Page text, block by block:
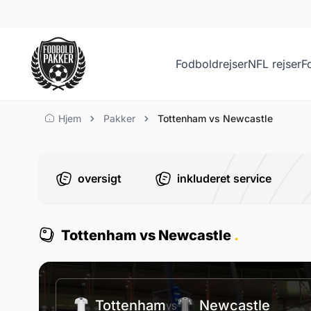
FodboldrejserNFL rejser
Tottenham vs Newcastle
Hjem Pakker Tottenham vs Newcastle
oversigt inkluderet service
Tottenham vs Newcastle .
TottenhamVS Newcastle